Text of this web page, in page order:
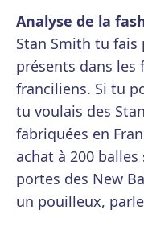
Analyse de la
Stan Smith tu fais
présents dans les
franciliens. Si tu
tu voulais des
fabriquées en
achat à 200
portes des New
un pouilleux,